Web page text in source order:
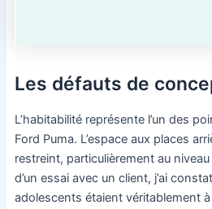
Les défauts de
L’habitabilité représente l’un des
Ford Puma. L’espace aux places
restreint, particulièrement au
d’un essai avec un client, j’ai
adolescents étaient véritablement à